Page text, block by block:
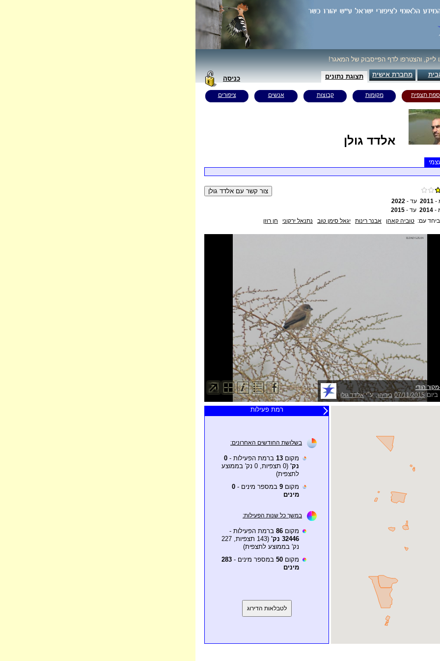
לייק, והצטרפו לדף הפייסבוק של המאגר!
מחברת אישית תצוגת נתונים כניסה
תצפית מקומות קבוצות אנשים ציפורים
אלדד גולן
-
2011 עד - 2022
-
2014 עד - 2015
עם: טוביה קאהן אבנר רינות יגאל סימן טוב נתנאל ירקוני חן רוזן
הודי
ביום07/11/2015 ביריחו, ע"יאלדד גולן
רמת פעילות
בשלושת החודשים האחרונים:
מקום 13 ברמת הפעילות - 0
נק'
(0 תצפיות, 0 נק' בממוצע
לתצפית)
מקום 9 במספר מינים - 0
מינים
במשך כל שנות הפעילות:
מקום 86 ברמת הפעילות -
32446 נק'
(143 תצפיות, 227
נק' בממוצע לתצפית)
מקום 50 במספר מינים - 283
מינים
לטבלאות הדירוג